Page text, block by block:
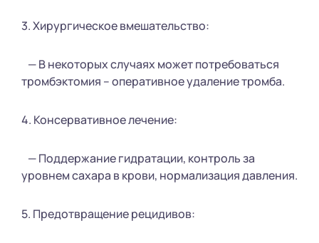
3. Хирургическое вмешательство:
— В некоторых случаях может потребоваться
тромбэктомия – оперативное удаление тромба.
4. Консервативное лечение:
— Поддержание гидратации, контроль за
уровнем сахара в крови, нормализация давления.
5. Предотвращение рецидивов: